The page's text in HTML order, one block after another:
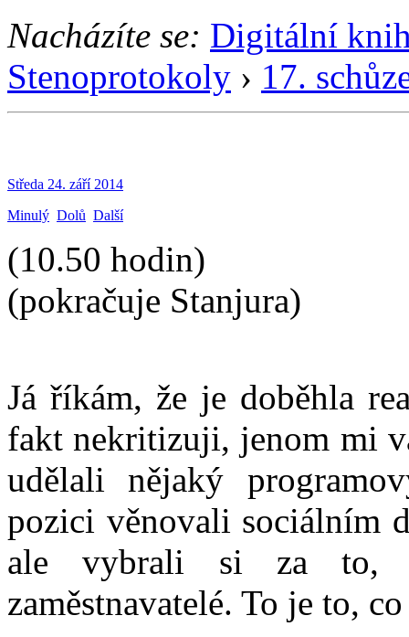
Nacházíte se: Digitální
Stenoprotokoly › 17.
Středa 24. září 2014
Minulý Dolů Další
(10.50 hodin)
(pokračuje Stanjura)
Já říkám, že je doběhla
fakt nekritizuji, jenom mi
udělali nějaký
pozici věnovali sociálním
ale vybrali si za to,
zaměstnavatelé. To je to,